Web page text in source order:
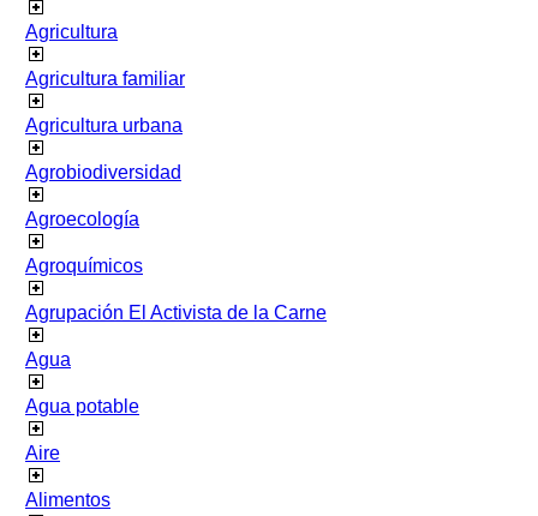
Agricultura
Agricultura familiar
Agricultura urbana
Agrobiodiversidad
Agroecología
Agroquímicos
Agrupación El Activista de la Carne
Agua
Agua potable
Aire
Alimentos